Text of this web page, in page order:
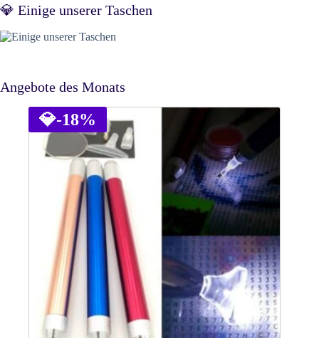
💎 Einige unserer Taschen
Angebote des Monats
💎-18%